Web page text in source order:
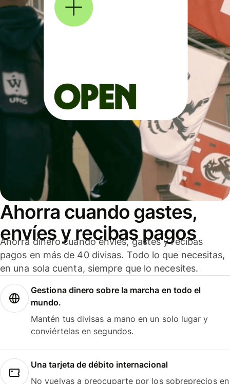
Ahorra cuando gastes,
envíes y recibas pagos
Ahorra dinero cuando envíes, gastes y recibas
pagos en más de 40 divisas. Todo lo que necesitas,
en una sola cuenta, siempre que lo necesites.
Gestiona dinero sobre la marcha en todo el
mundo.
Mantén tus divisas a mano en un solo lugar y
conviértelas en segundos.
Una tarjeta de débito internacional
No vuelvas a preocuparte por los sobreprecios en